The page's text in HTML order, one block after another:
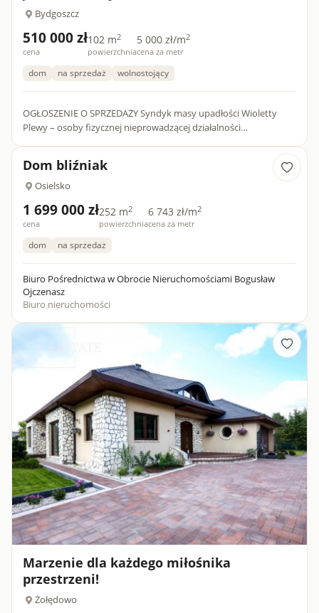
Bydgoszcz
510 000 zł
cena
102 m2
powierzchnia
5 000 zł/m2
cena za metr
dom na sprzedaż wolnostojący
OGŁOSZENIE O SPRZEDAŻY Syndyk masy upadłości Wioletty
Plewy – osoby fizycznej nieprowadzącej działalności
Dom bliźniak
Osielsko
1 699 000 zł
cena
252 m2
powierzchnia
6 743 zł/m2
cena za metr
dom na sprzedaż
Biuro Pośrednictwa w Obrocie Nieruchomościami Bogusław
Ojczenasz
Biuro nieruchomości
Marzenie dla każdego miłośnika
przestrzeni!
Żołędowo